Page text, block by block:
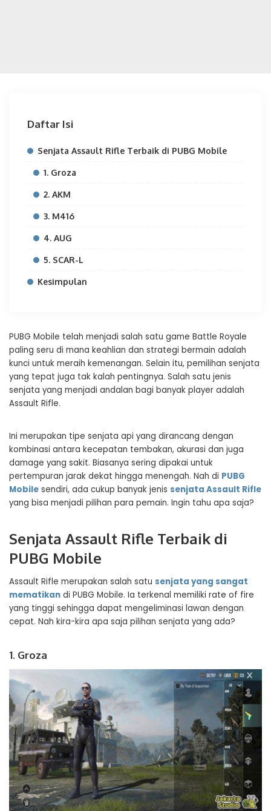
Daftar Isi
Senjata Assault Rifle Terbaik di PUBG Mobile
1. Groza
2. AKM
3. M416
4. AUG
5. SCAR-L
Kesimpulan
PUBG Mobile telah menjadi salah satu game Battle Royale
paling seru di mana keahlian dan strategi bermain adalah
kunci untuk meraih kemenangan. Selain itu, pemilihan senjata
yang tepat juga tak kalah pentingnya. Salah satu jenis
senjata yang menjadi andalan bagi banyak player adalah
Assault Rifle.
Ini merupakan tipe senjata api yang dirancang dengan
kombinasi antara kecepatan tembakan, akurasi dan juga
damage yang sakit. Biasanya sering dipakai untuk
pertempuran jarak dekat hingga menengah. Nah di PUBG
Mobile sendiri, ada cukup banyak jenis senjata Assault Rifle
yang bisa menjadi pilihan para pemain. Ingin tahu apa saja?
Senjata Assault Rifle Terbaik di
PUBG Mobile
Assault Rifle merupakan salah satu senjata yang sangat
mematikan di PUBG Mobile. Ia terkenal memiliki rate of fire
yang tinggi sehingga dapat mengeliminasi lawan dengan
cepat. Nah kira-kira apa saja pilihan senjata yang ada?
1. Groza